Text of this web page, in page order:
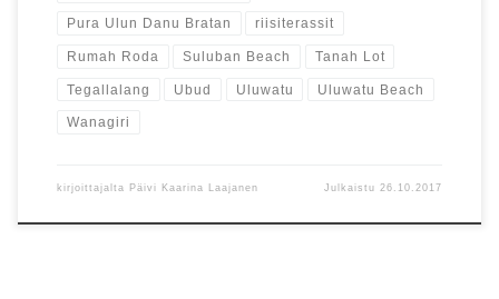
Pura Ulun Danu Bratan riisiterassit
Rumah Roda Suluban Beach Tanah Lot
Tegallalang Ubud Uluwatu Uluwatu Beach
Wanagiri
kirjoittajalta Päivi Kaarina Laajanen Julkaistu 26.10.2017